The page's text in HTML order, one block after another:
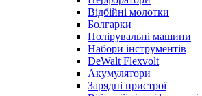
Відбійні молотки
Болгарки
Полірувальні машини
Набори інструментів
DeWalt Flexvolt
Акумулятори
Зарядні пристрої